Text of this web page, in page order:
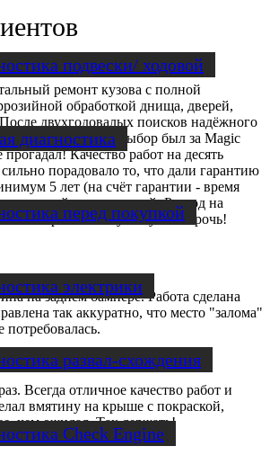
подвески/ ходовой
диагностика
перед покупкой
электрики
развал-схождения
Check Engine
ремонт кузова с полной
обработкой днища, дверей,
двухгодовалых поисков надёжного
однозначный выбор был за Magic
Качество работ на десять
порадовало то, что дали гарантию
5 лет (на счёт гарантии - время
отличный и адекватный. Развод на
работ - отсутствует напрочь!
на заднем бампере. Работа сделана
так аккуратно, что место "залома"
потребовалась.
Всегда отличное качество работ и
вмятину на крыше с покраской,
чем ожидал. Так держать!